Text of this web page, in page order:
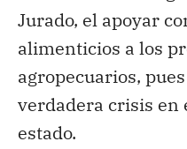
Jurado, el apoyar
alimenticios a los
agropecuarios,
verdadera crisis en
estado.